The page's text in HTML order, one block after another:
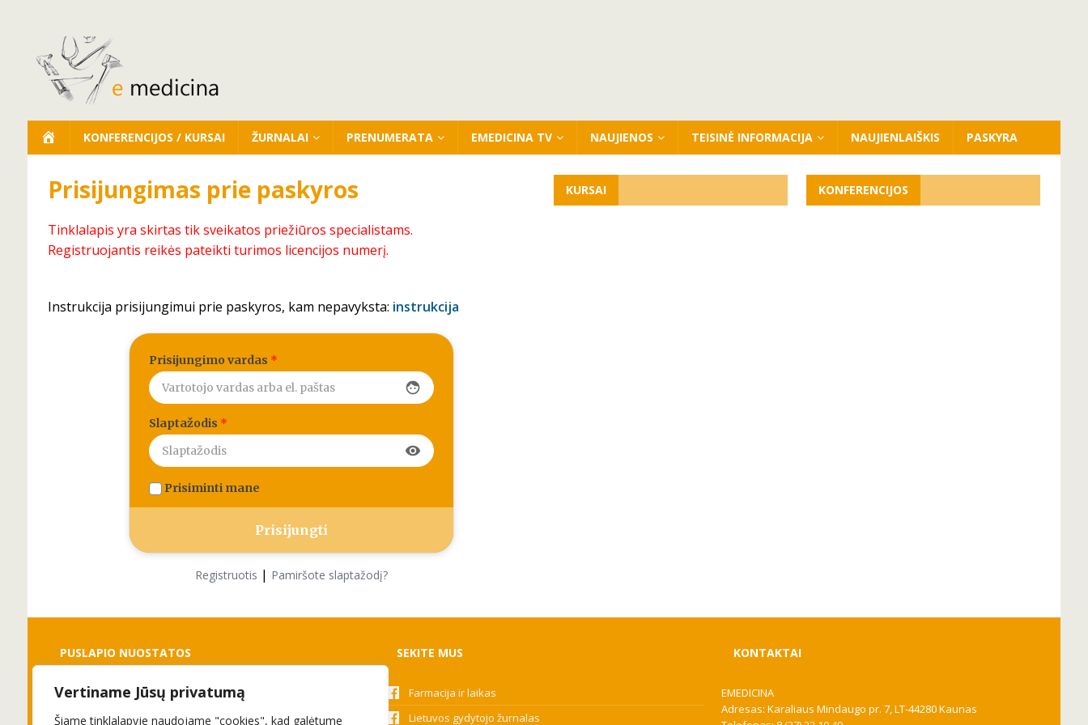
Vertiname Jūsų privatumą
Šiame tinklalapyje naudojame "cookies", kad galėtume
KONFERENCIJOS / KURSAI ŽURNALAI PRENUMERATA EMEDICINA TV NAUJIENOS TEISINĖ INFORMACIJA NAUJIENLAIŠKIS PASKYRA
Prisijungimas prie paskyros
Tinklalapis yra skirtas tik sveikatos priežiūros specialistams.
Registruojantis reikės pateikti turimos licencijos numerį.
Instrukcija prisijungimui prie paskyros, kam nepavyksta: instrukcija
Prisijungimo vardas *
face
Slaptažodis *
visibility
Prisiminti mane
Registruotis | Pamiršote slaptažodį?
KURSAI KONFERENCIJOS
PUSLAPIO NUOSTATOS
Slapukai
Privatumo politika
SEKITE MUS
Farmacija ir laikas
Lietuvos gydytojo žurnalas
KONTAKTAI
EMEDICINA
Adresas: Karaliaus Mindaugo pr. 7, LT-44280 Kaunas